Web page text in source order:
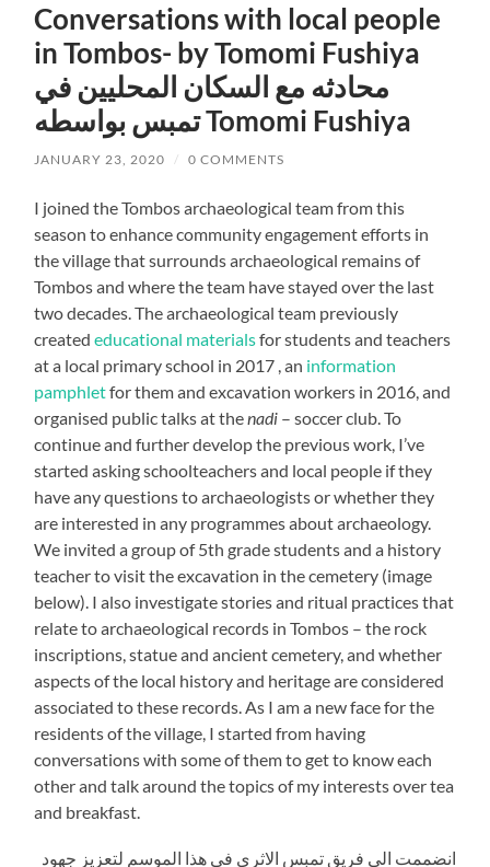
Conversations with local people
in Tombos- by Tomomi Fushiya
محادثه مع السكان المحليين في
تمبس بواسطه Tomomi Fushiya
JANUARY 23, 2020 / 0 COMMENTS
I joined the Tombos archaeological team from this
season to enhance community engagement efforts in
the village that surrounds archaeological remains of
Tombos and where the team have stayed over the last
two decades. The archaeological team previously
creatededucational materialsfor students and teachers
at a local primary school in 2017 , an information
pamphletfor them and excavation workers in 2016, and
organised public talks at thenadi – soccer club. To
continue and further develop the previous work, I’ve
started asking schoolteachers and local people if they
have any questions to archaeologists or whether they
are interested in any programmes about archaeology.
We invited a group of 5th grade students and a history
teacher to visit the excavation in the cemetery (image
below). I also investigate stories and ritual practices that
relate to archaeological records in Tombos – the rock
inscriptions, statue and ancient cemetery, and whether
aspects of the local history and heritage are considered
associated to these records. As I am a new face for the
residents of the village, I started from having
conversations with some of them to get to know each
other and talk around the topics of my interests over tea
and breakfast.
انضممت الي فريق تمبس الاثري في هذا الموسم لتعزيز جهود